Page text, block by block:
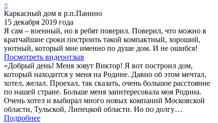
<
Каркасный дом в р.п.Панино
15 декабря 2019 года
Я сам – военный, но в ребят поверил. Поверил, что можно в
кратчайшие сроки построить такой компактный, хороший,
уютный, который мне именно по душе дом. И не ошибся!
Посмотреть видеоотзыв
«Добрый день! Меня зовут Виктор! Я вот построил дом,
который находится у меня на Родине. Давно об этом мечтал,
хотел, желал. Проехал, так сказать, очень большое расстояние
по нашей стране. Больше меня заинтересовала моя Родина.
Очень хотел и выбирал много новых компаний Московской
области, Тульской, Липецкой области. Но по долгу…
Подробнее